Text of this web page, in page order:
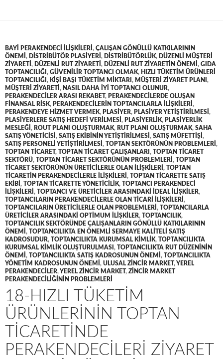
BAYI PERAKENDECI ILIŞKILERI , ÇALIŞAN GÖNÜLLÜ KATKILARININ
ÖNEMI , DISTRIBÜTÖR PLASIYERI , DISTRIBÜTÖRLÜK, DÜZENLI MÜŞTERI
ZIYARETI , DÜZENLI RUT ZIYARETI , DÜZENLI RUT ZIYARETIN ÖNEMI , GIDA
TOPTANCILIĞI , GÜVENILIR TOPTANCI OLMAK, HIZLI TÜKETIM ÜRÜNLERI
TOPTANCILIĞI , KIŞI BAŞI TÜKETIM MIKTARI , MÜŞTERI ZIYARET PLANI ,
MÜŞTERI ZIYARETI , NASIL DAHA IYI TOPTANCI OLUNUR,
PERAKENDECILER ARASI REKABET, PERAKENDECILERDE OLUŞAN
FINANSAL RISK, PERAKENDECILERIN TOPTANCILARLA ILIŞKILERI ,
PERAKENDEYE HIZMET VERMEK, PLASIYER, PLASIYER YETIŞTIRILMESI ,
PLASIYERLERE SATIŞ HEDEFI VERILMESI , PLASIYERLIK, PLASIYERLIK
MESLEĞI , ROUT PLANI OLUŞTURMAK, RUT PLANI OLUŞTURMAK, SAHA
SATIŞ YÖNETICISI , SATIŞ EKIBININ YETIŞTIRILMESI , SATIŞ MÜFETTIŞI ,
SATIŞ PERSONELI YETIŞTIRILMESI , TOPTAN SEKTÖRÜNÜN PROBLEMLERI ,
TOPTAN TICARET, TOPTAN TICARET ÇALIŞANLARI , TOPTAN TICARET
SEKTÖRÜ, TOPTAN TICARET SEKTÖRÜNÜN PROBLEMLERI , TOPTAN
TICARET SEKTÖRÜNÜN ÜRETICILERLE OLAN ILIŞKILERI , TOPTAN
TICARETIN PERAKENDECILERLE ILIŞKILERI , TOPTAN TICARETTE SATIŞ
EKIBI , TOPTAN TICARETTE YÖNETICILIK, TOPTANCI PERAKENDECI
ILIŞKILERI , TOPTANCI VE ÜRETICILER ARASINDAKI IDEAL ILIŞKILER,
TOPTANCILARIN PERAKENDECILERLE OLAN TICARI ILIŞKILERI ,
TOPTANCILARIN ÜRETICILERLE OLAN PROBLEMLERI , TOPTANCILARLA
ÜRETICILER ARASINDAKI OPTIMUM ILIŞKILER, TOPTANCILIK,
TOPTANCILIK SEKTÖRÜNDE ÇALIŞANLARIN GÖNÜLLÜ KATKILARININ
ÖNEMI , TOPTANCILIKTA EN ÖNEMLI SERMAYE KALITELI SATIŞ
KADROSUDUR, TOPTANCILIKTA KURUMSAL KIMLIK, TOPTANCILIKTA
KURUMSAL KIMLIK OLUŞTURULMASI , TOPTANCILIKTA RUT DÜZENININ
ÖNEMI , TOPTANCILIKTA SATIŞ KADROSUNUN ÖNEMI , TOPTANCILIKTA
YÖNETIM KADROSUNUN ÖNEMI , ULUSAL ZINCIR MARKET,YEREL
PERAKENDECILER,YEREL ZINCIR MARKET, ZINCIR MARKET
PERAKENDECILIĞININ PROBLEMLERI
18-HIZLI TÜKETIM
ÜRÜNLERININ TOPTAN
TICARETINDE
PERAKENDECILERI ZIYARET